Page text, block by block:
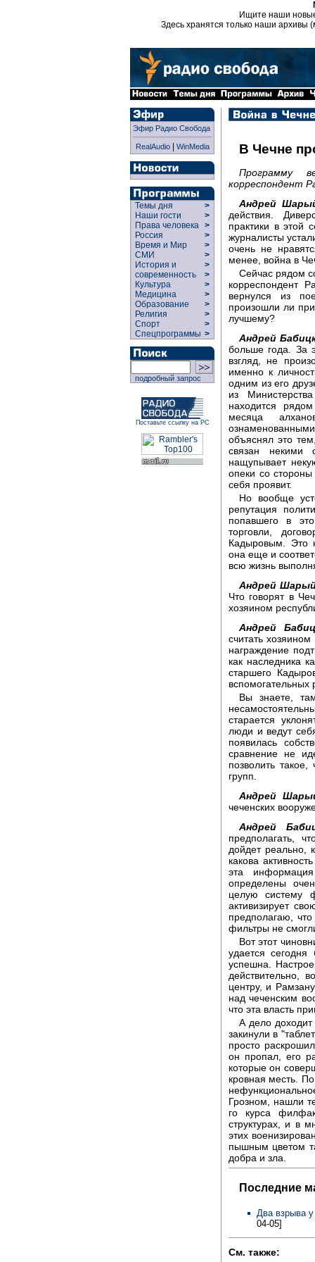
Ищите наши
Здесь хранятся только наши архивы
Эфир Радио Свобода
RealAudio| WinMedia
Темы дня
>
Наши гости
>
Права человека >
Россия
>
Время и Мир
>
СМИ
>
История и
современность
>
>
Культура
>
Медицина
>
Образование
>
Религия
>
Спорт
>
Спецпрограммы >
подробный запрос
Поставьте ссылку на РС
В Чечне
Программу
корреспондент
Андрей
действия.
практики в этой
журналисты
очень не
менее, война в
Сейчас рядом
корреспондент
вернулся из
произошли ли
лучшему?
Андрей
больше года. За
взгляд, не
именно к
одним из его
из
находится
месяца
объяснял это
связан некими
нащупывает
опеки со
себя проявит.
Но вообще
репутация
попавшего в
торговли,
Кадыровым. Это
она еще и
всю жизнь
Андрей
Что говорят в
хозяином
Андрей
считать
награждение
как наследника
старшего
вспомогательных
Вы знаете,
старается
люди и ведут
появилась
сравнение не
позволить
групп.
Андрей
чеченских
Андрей
предполагать,
дойдет реально,
какова
эта
определены
целую систему
активизирует
предполагаю,
фильтры не
Вот этот
удается
успешна.
действительно,
центру, и
над чеченским
что эта власть
А дело доходит
закинули в
просто
он пропал, его
которые он
кровная месть.
Грозном, нашли
го курса
структурах, и в
этих
пышным цветом
добра и зла.
Последние
Два взрыва
04-05]
См. также: